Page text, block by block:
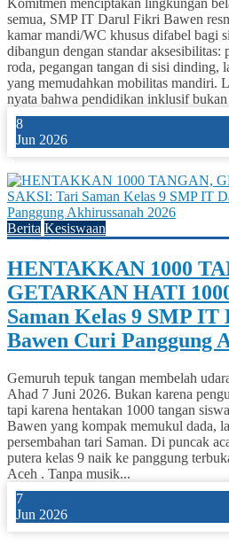
Komitmen menciptakan lingkungan
semua, SMP IT Darul Fikri Bawen
kamar mandi/WC khusus difabel bagi
dibangun dengan standar
roda, pegangan tangan di sisi dinding,
yang memudahkan mobilitas mandiri.
nyata bahwa pendidikan inklusif
8
Jun 2026
Berita Kesiswaan
HENTAKKAN 1000
GETARKAN HATI
Saman Kelas 9 SMP
Bawen Curi Panggung
Gemuruh tepuk tangan membelah
Ahad 7 Juni 2026. Bukan karena
tapi karena hentakan 1000 tangan
Bawen yang kompak memukul dada,
persembahan tari Saman. Di puncak
putera kelas 9 naik ke panggung
Aceh . Tanpa musik...
7
Jun 2026